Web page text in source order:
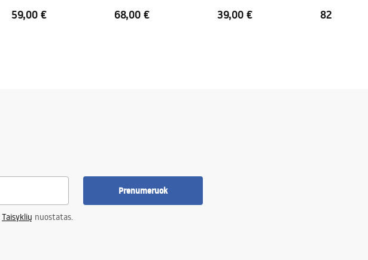
59,00 € 68,00 € 39,00 € 82,00 €
Prenumeruok
Taisyklių nuostatas.